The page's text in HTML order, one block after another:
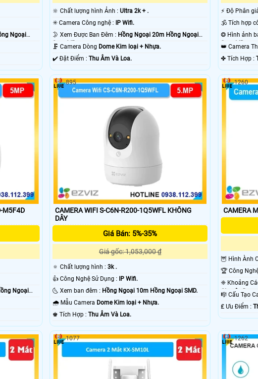
Ngoại
🔆 Chất lượng hình Ảnh :Ultra 2k + .
✳️ Camera Công nghệ :
IP Wifi.
🌛 Xem Được Ban Đêm : Hồng Ngoại 20m Hồng Ngoại
Smart IR.
🗜️ Camera Dòng Dome Kim loại + Nhựa.
️✔️ Đặt Điểm :Thu Âm Và Loa.
️⚡ Độ Phân
Smart IR.
👑 Camera
️✤ Tích Hợp :
M5F4D
Ngoại
CAMERA WIFI S-C6N-R200-1Q5WFL KHÔNG
DÂY
Giá Bán: 5%-35%
Giá gốc: 1,053,000 ₫
🔅 Chất lượng hình :3k .
👍 Công Nghệ Sử Dụng : IP Wifi.
🌜 Xem ban đêm : Hồng Ngoại 10m Hồng Ngoại SMD.
🌧️ Mẫu Camera Dome Kim loại + Nhựa.
️♚ Tích Hợp :Thu Âm Và Loa.
895
🦉 Hình
Chuyên Dụng.
🎼️ Cấu Tạo
️₤ Ưu Điểm :
1260
1077 1262